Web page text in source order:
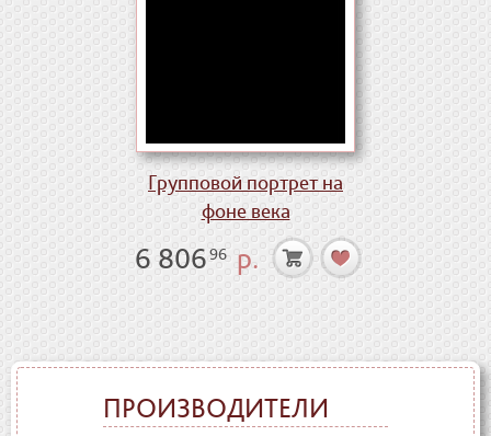
Групповой портрет на
фоне века
6 80696р.
ПРОИЗВОДИТЕЛИ